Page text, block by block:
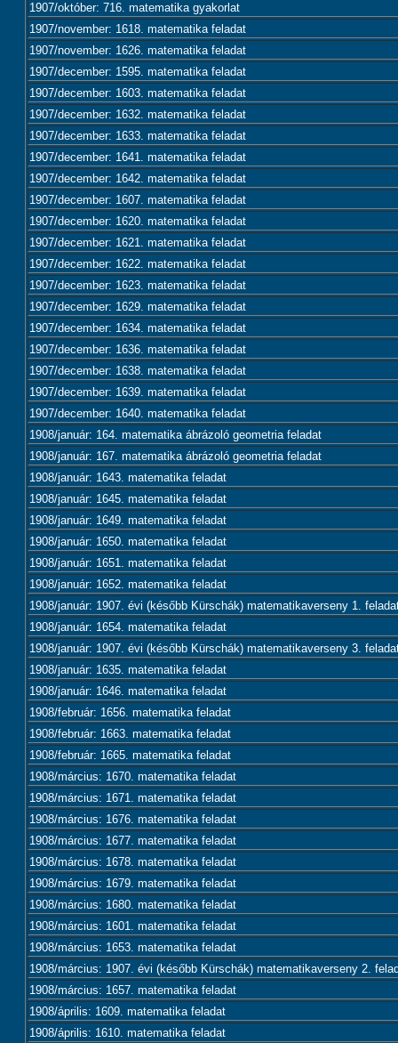
1907/október: 716. matematika gyakorlat
1907/november: 1618. matematika feladat
1907/november: 1626. matematika feladat
1907/december: 1595. matematika feladat
1907/december: 1603. matematika feladat
1907/december: 1632. matematika feladat
1907/december: 1633. matematika feladat
1907/december: 1641. matematika feladat
1907/december: 1642. matematika feladat
1907/december: 1607. matematika feladat
1907/december: 1620. matematika feladat
1907/december: 1621. matematika feladat
1907/december: 1622. matematika feladat
1907/december: 1623. matematika feladat
1907/december: 1629. matematika feladat
1907/december: 1634. matematika feladat
1907/december: 1636. matematika feladat
1907/december: 1638. matematika feladat
1907/december: 1639. matematika feladat
1907/december: 1640. matematika feladat
1908/január: 164. matematika ábrázoló geometria feladat
1908/január: 167. matematika ábrázoló geometria feladat
1908/január: 1643. matematika feladat
1908/január: 1645. matematika feladat
1908/január: 1649. matematika feladat
1908/január: 1650. matematika feladat
1908/január: 1651. matematika feladat
1908/január: 1652. matematika feladat
1908/január: 1907. évi (később Kürschák) matematikaverseny 1.
1908/január: 1654. matematika feladat
1908/január: 1907. évi (később Kürschák) matematikaverseny 3.
1908/január: 1635. matematika feladat
1908/január: 1646. matematika feladat
1908/február: 1656. matematika feladat
1908/február: 1663. matematika feladat
1908/február: 1665. matematika feladat
1908/március: 1670. matematika feladat
1908/március: 1671. matematika feladat
1908/március: 1676. matematika feladat
1908/március: 1677. matematika feladat
1908/március: 1678. matematika feladat
1908/március: 1679. matematika feladat
1908/március: 1680. matematika feladat
1908/március: 1601. matematika feladat
1908/március: 1653. matematika feladat
1908/március: 1907. évi (később Kürschák) matematikaverseny 2.
1908/március: 1657. matematika feladat
1908/április: 1609. matematika feladat
1908/április: 1610. matematika feladat